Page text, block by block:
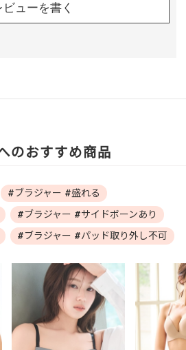
ビューを書く
のおすすめ商品
#ブラジャー #盛れる
#ブラジャー #サイドボーンあり
#ブラジャー #パッド取り外し不可